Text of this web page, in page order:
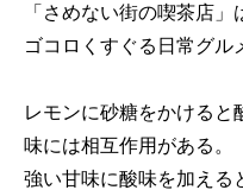
「さめない街の喫茶店
ゴコロくすぐる日常グル
レモンに砂糖をかけると
味には相互作用がある。
強い甘味に酸味を加える